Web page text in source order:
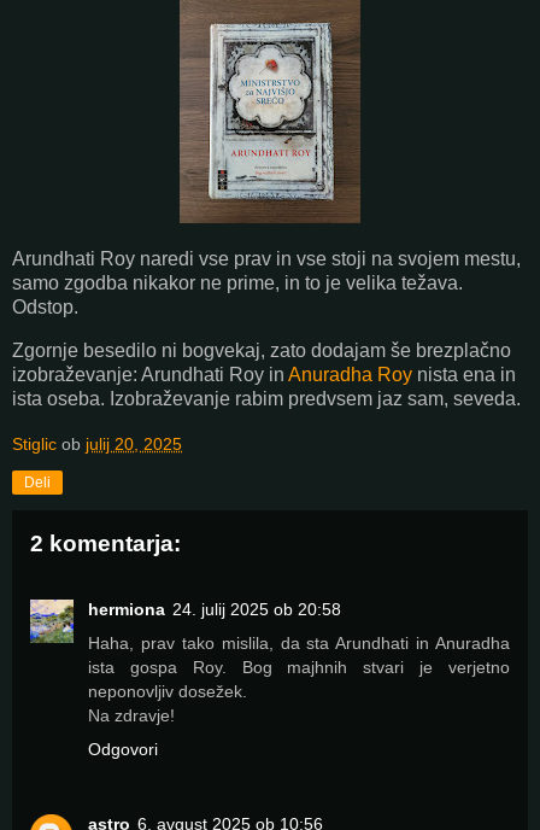
Arundhati Roy naredi vse prav in vse stoji na svojem mestu,
samo zgodba nikakor ne prime, in to je velika težava.
Odstop.
Zgornje besedilo ni bogvekaj, zato dodajam še brezplačno
izobraževanje: Arundhati Roy in Anuradha Roy nista ena in
ista oseba. Izobraževanje rabim predvsem jaz sam, seveda.
Stiglic ob julij 20, 2025
Deli
2 komentarja:
hermiona 24. julij 2025 ob 20:58
Haha, prav tako mislila, da sta Arundhati in Anuradha
ista gospa Roy. Bog majhnih stvari je verjetno
neponovljiv dosežek.
Na zdravje!
Odgovori
astro 6. avgust 2025 ob 10:56